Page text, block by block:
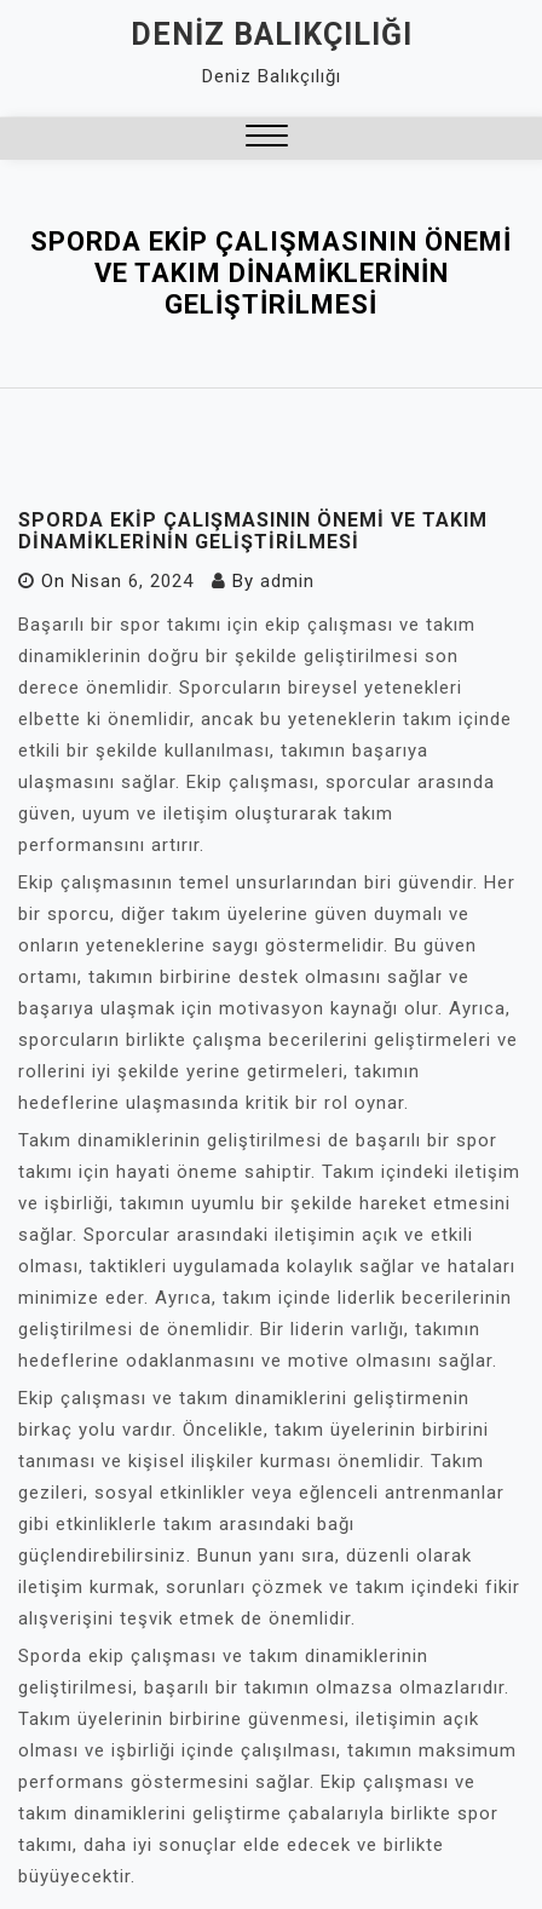
DENIZ BALIKÇILIĞI
Deniz Balıkçılığı
SPORDA EKIP ÇALIŞMASININ ÖNEMI
VE TAKIM DINAMIKLERININ
GELIŞTIRILMESI
SPORDA EKIP ÇALIŞMASININ ÖNEMI VE TAKIM
DINAMIKLERININ GELIŞTIRILMESI
On Nisan 6, 2024 By admin
Başarılı bir spor takımı için ekip çalışması ve takım
dinamiklerinin doğru bir şekilde geliştirilmesi son
derece önemlidir. Sporcuların bireysel yetenekleri
elbette ki önemlidir, ancak bu yeteneklerin takım içinde
etkili bir şekilde kullanılması, takımın başarıya
ulaşmasını sağlar. Ekip çalışması, sporcular arasında
güven, uyum ve iletişim oluşturarak takım
performansını artırır.
Ekip çalışmasının temel unsurlarından biri güvendir. Her
bir sporcu, diğer takım üyelerine güven duymalı ve
onların yeteneklerine saygı göstermelidir. Bu güven
ortamı, takımın birbirine destek olmasını sağlar ve
başarıya ulaşmak için motivasyon kaynağı olur. Ayrıca,
sporcuların birlikte çalışma becerilerini geliştirmeleri ve
rollerini iyi şekilde yerine getirmeleri, takımın
hedeflerine ulaşmasında kritik bir rol oynar.
Takım dinamiklerinin geliştirilmesi de başarılı bir spor
takımı için hayati öneme sahiptir. Takım içindeki iletişim
ve işbirliği, takımın uyumlu bir şekilde hareket etmesini
sağlar. Sporcular arasındaki iletişimin açık ve etkili
olması, taktikleri uygulamada kolaylık sağlar ve hataları
minimize eder. Ayrıca, takım içinde liderlik becerilerinin
geliştirilmesi de önemlidir. Bir liderin varlığı, takımın
hedeflerine odaklanmasını ve motive olmasını sağlar.
Ekip çalışması ve takım dinamiklerini geliştirmenin
birkaç yolu vardır. Öncelikle, takım üyelerinin birbirini
tanıması ve kişisel ilişkiler kurması önemlidir. Takım
gezileri, sosyal etkinlikler veya eğlenceli antrenmanlar
gibi etkinliklerle takım arasındaki bağı
güçlendirebilirsiniz. Bunun yanı sıra, düzenli olarak
iletişim kurmak, sorunları çözmek ve takım içindeki fikir
alışverişini teşvik etmek de önemlidir.
Sporda ekip çalışması ve takım dinamiklerinin
geliştirilmesi, başarılı bir takımın olmazsa olmazlarıdır.
Takım üyelerinin birbirine güvenmesi, iletişimin açık
olması ve işbirliği içinde çalışılması, takımın maksimum
performans göstermesini sağlar. Ekip çalışması ve
takım dinamiklerini geliştirme çabalarıyla birlikte spor
takımı, daha iyi sonuçlar elde edecek ve birlikte
büyüyecektir.